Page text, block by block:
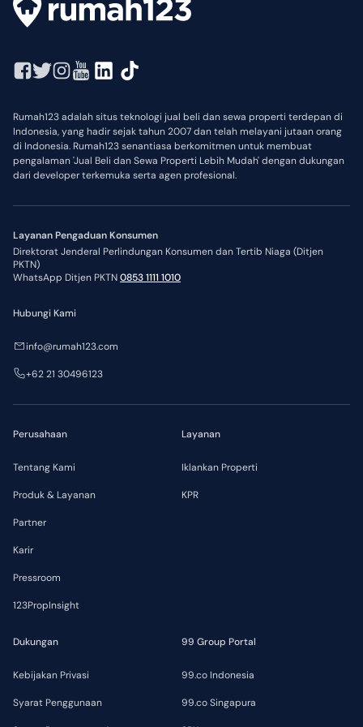
Rumah123 adalah situs teknologi jual beli dan sewa properti terdepan di
Indonesia, yang hadir sejak tahun 2007 dan telah melayani jutaan orang
di Indonesia. Rumah123 senantiasa berkomitmen untuk membuat
pengalaman 'Jual Beli dan Sewa Properti Lebih Mudah' dengan dukungan
dari developer terkemuka serta agen profesional.
Layanan Pengaduan Konsumen
Direktorat Jenderal Perlindungan Konsumen dan Tertib Niaga (Ditjen
PKTN)
WhatsApp Ditjen PKTN0853 1111 1010
Perusahaan
Tentang Kami
Produk & Layanan
Partner
Karir
Pressroom
123PropInsight
Layanan
Iklankan Properti
KPR
Dukungan
Kebijakan Privasi
Syarat Penggunaan
99 Group Portal
99.co Indonesia
99.co Singapura
Hubungi Kami
info@rumah123.com
+62 21 30496123